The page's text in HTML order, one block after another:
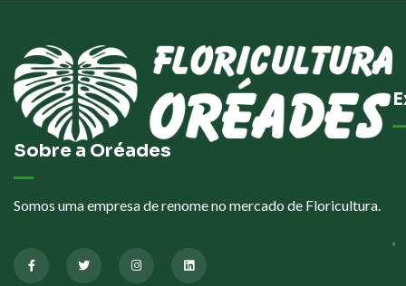
Sobre a Oréades
Somos uma empresa de renome no mercado de Floricultura.